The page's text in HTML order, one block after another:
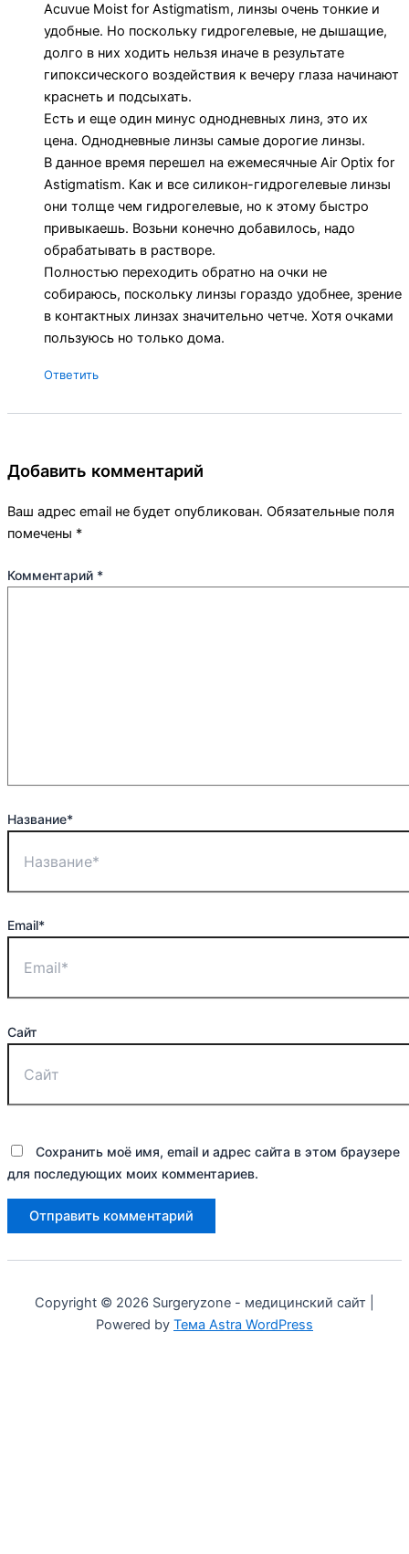
Acuvue Moist for Astigmatism, линзы очень тонкие и
удобные. Но поскольку гидрогелевые, не дышащие,
долго в них ходить нельзя иначе в результате
гипоксического воздействия к вечеру глаза начинают
краснеть и подсыхать.
Есть и еще один минус однодневных линз, это их
цена. Однодневные линзы самые дорогие линзы.
В данное время перешел на ежемесячные Air Optix for
Astigmatism. Как и все силикон-гидрогелевые линзы
они толще чем гидрогелевые, но к этому быстро
привыкаешь. Возьни конечно добавилось, надо
обрабатывать в растворе.
Полностью переходить обратно на очки не
собираюсь, поскольку линзы гораздо удобнее, зрение
в контактных линзах значительно четче. Хотя очками
пользуюсь но только дома.
Ответить
Добавить комментарий
Ваш адрес email не будет опубликован. Обязательные поля
помечены *
Комментарий *
Название*
Email*
Сайт
Сохранить моё имя, email и адрес сайта в этом браузере
для последующих моих комментариев.
Copyright © 2026 Surgeryzone - медицинский сайт |
Powered by Тема Astra WordPress